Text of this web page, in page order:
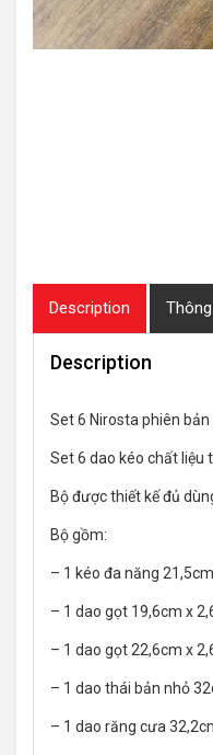
Description
Description
Set 6 Nirosta phiên
Set 6 dao kéo chất liệu
Bộ được thiết kế đủ
Bộ gồm:
– 1 kéo đa năng
– 1 dao gọt 19,6cm x
– 1 dao gọt 22,6cm x
– 1 dao thái bản nhỏ
– 1 dao răng cưa